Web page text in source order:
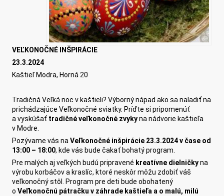
VEĽKONOČNÉ INŠPIRÁCIE
23.3.2024
Kaštieľ Modra, Horná 20
Tradičná Veľká noc v kaštieli? Výborný nápad ako sa naladiť na
prichádzajúce Veľkonočné sviatky. Príďte si pripomenúť
a vyskúšať tradičné veľkonočné zvykyna nádvorie kaštieľa
v Modre.
Pozývame vás naVeľkonočné inšpirácie 23.3.2024 v čase od
13:00 – 18:00, kde vás bude čakať bohatý program.
Pre malých aj veľkých budú pripravené kreatívne dielničkyna
výrobu korbáčov a kraslíc, ktoré neskôr môžu zdobiť váš
veľkonočný stôl. Program pre deti bude obohatený
oVeľkonočnú pátračku v záhrade kaštieľa a o malú, milú